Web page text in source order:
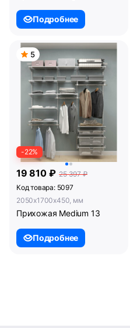
Подробнее
5
-22%
19 810 ₽ 25 397 ₽
Код товара: 5097
2050x1700x450, мм
Прихожая Medium 13
Подробнее